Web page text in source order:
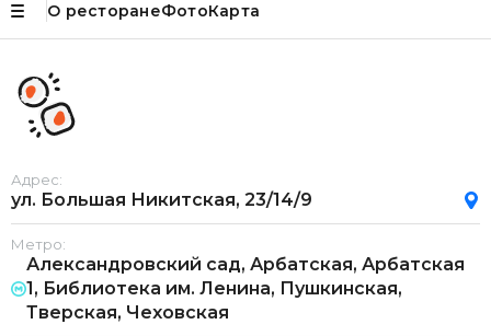
О ресторанеФотоКарта
Адрес:
ул. Большая Никитская, 23/14/9
Метро:
Александровский сад, Арбатская, Арбатская
1, Библиотека им. Ленина, Пушкинская,
Тверская, Чеховская